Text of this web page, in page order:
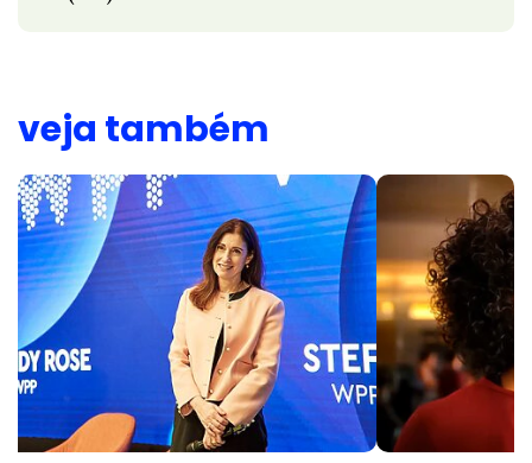
veja também